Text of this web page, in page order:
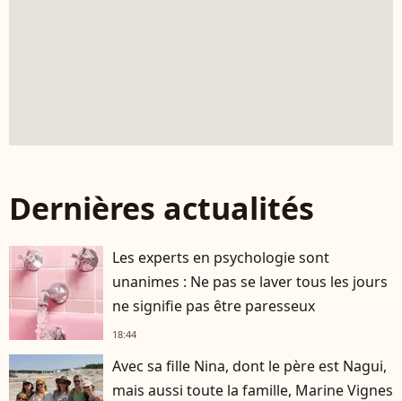
Dernières actualités
Les experts en psychologie sont
unanimes : Ne pas se laver tous les jours
ne signifie pas être paresseux
18:44
Avec sa fille Nina, dont le père est Nagui,
mais aussi toute la famille, Marine Vignes